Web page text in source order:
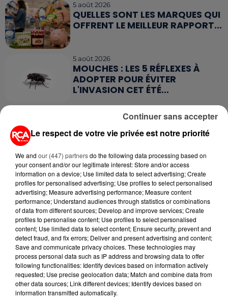
5 août 2026
QUELLES SONT LES MARQUES QUI
OFFRENT LE MEILLEUR RAPPORT...
5 août 2026
MOUCHES : LES 5 RÉFLEXES À
ADOPTER POUR ÉVITER
L'INVASION CET ÉTÉ...
RETROUVEZ TOUTE L'ACTU DE LA RÉGION ET
RECEVEZ LES ALERTES INFOS DE LA RÉDACTION
EN TÉLÉCHARGEANT L'APPLICATION MOBILE
RCA
LA RÉDACTION
RCA
Voir toute l'équipe RCA
DIMITRI COUTAND
Journaliste
Le respect de votre vie privée est notre priorité
We and our (447) partnersdo the following data processing based on
your consent and/or our legitimate interest: Store and/or access
information on a device; Use limited data to select advertising; Create
profiles for personalised advertising; Use profiles to select personalised
advertising; Measure advertising performance; Measure content
performance; Understand audiences through statistics or combinations
of data from different sources; Develop and improve services; Create
profiles to personalise content; Use profiles to select personalised
content; Use limited data to select content; Ensure security, prevent and
detect fraud, and fix errors; Deliver and present advertising and content;
Save and communicate privacy choices. These technologies may
process personal data such as IP address and browsing data to offer
following functionalities: Identify devices based on information actively
requested; Use precise geolocation data; Match and combine data from
other data sources; Link different devices; Identify devices based on
information transmitted automatically.
Continuer sans accepter